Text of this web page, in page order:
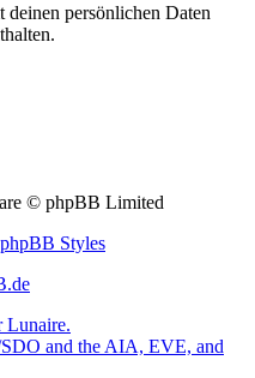
persönlichen Daten
© phpBB Limited
Styles
Lunaire.
and the AIA, EVE, and